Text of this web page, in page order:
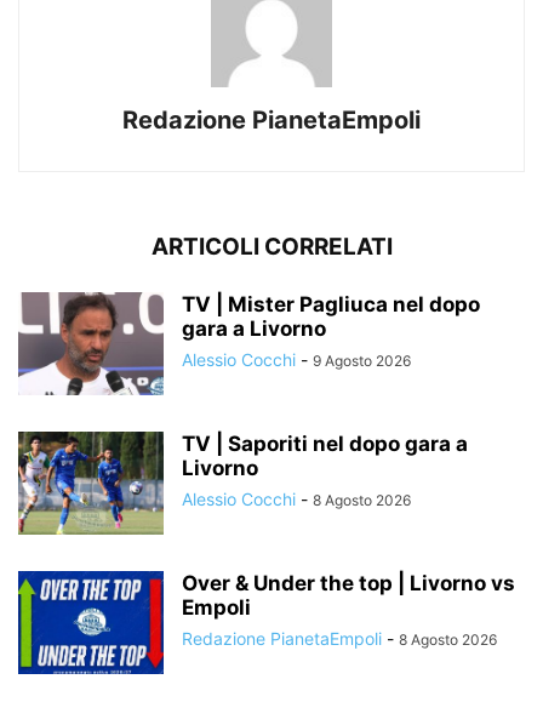
Redazione PianetaEmpoli
ARTICOLI CORRELATI
TV | Mister Pagliuca nel dopo
gara a Livorno
Alessio Cocchi - 9 Agosto 2026
TV | Saporiti nel dopo gara a
Livorno
Alessio Cocchi - 8 Agosto 2026
Over & Under the top | Livorno vs
Empoli
Redazione PianetaEmpoli - 8 Agosto 2026